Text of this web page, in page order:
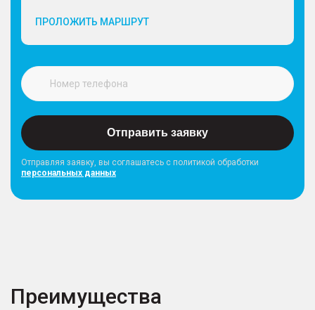
ПРОЛОЖИТЬ МАРШРУТ
Отправить заявку
Отправляя заявку, вы соглашатесь с политикой обработки
персональных данных
Преимущества